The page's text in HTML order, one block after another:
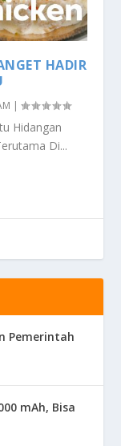
HADIR
|
Hidangan
Di...
Pemerintah
mAh, Bisa